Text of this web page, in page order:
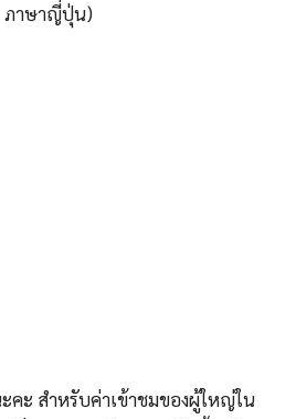
ภาษาญี่ปุ่น)
คะ สำหรับค่าเข้าชมของผู้ใหญ่ใน